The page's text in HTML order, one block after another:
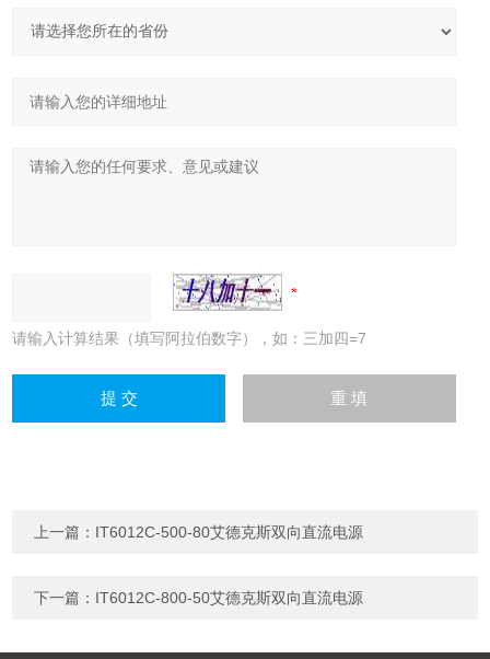
请输入计算结果（填写阿拉伯数字），如：三加四=7
上一篇： IT6012C-500-80艾德克斯双向直流电源
下一篇： IT6012C-800-50艾德克斯双向直流电源